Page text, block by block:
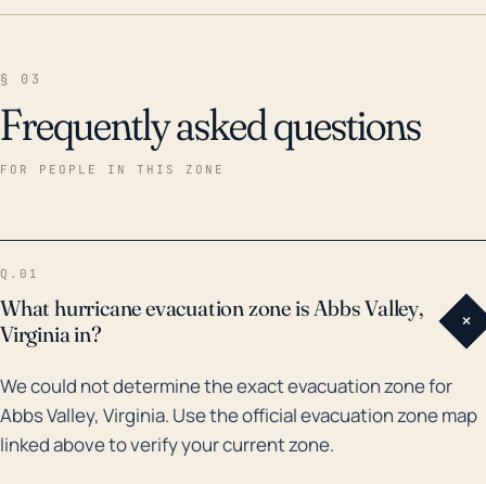
§ 03
Frequently asked questions
FOR PEOPLE IN THIS ZONE
Q.01
What hurricane evacuation zone is Abbs Valley,
Virginia in?
+
We could not determine the exact evacuation zone for
Abbs Valley, Virginia. Use the official evacuation zone map
linked above to verify your current zone.